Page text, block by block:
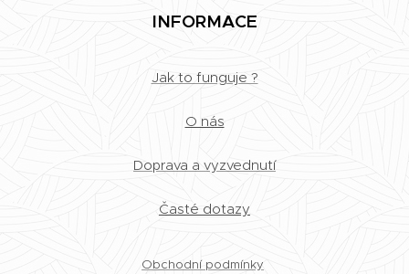
INFORMACE
Jak to funguje ?
O nás
Doprava a vyzvednutí
Časté dotazy
Obchodní podmínky